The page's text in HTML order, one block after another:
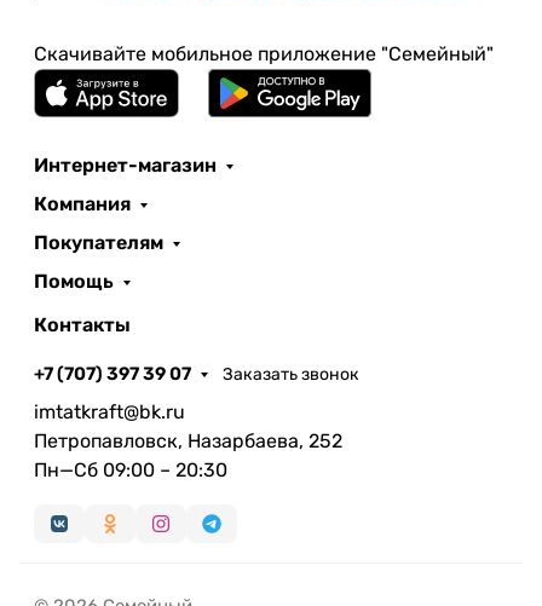
Скачивайте мобильное приложение "Семейный"
Интернет-магазин
Компания
Покупателям
Помощь
Контакты
+7 (707) 397 39 07 Заказать звонок
imtatkraft@bk.ru
Петропавловск, Назарбаева, 252
Пн—Сб 09:00 – 20:30